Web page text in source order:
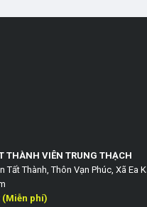
THÀNH VIÊN TRUNG THẠCH
Tất Thành, Thôn Vạn Phúc, Xã Ea
(Miễn phí)